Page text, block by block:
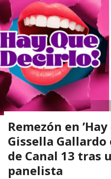
Remezón en
Gissella
de Canal 13 tras
panelista